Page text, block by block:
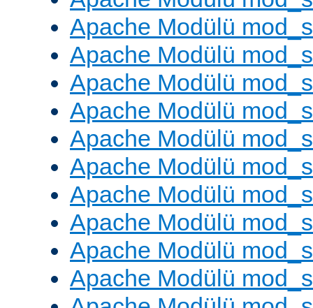
Apache Modülü
Apache Modülü
Apache Modülü
Apache Modülü
Apache Modülü
Apache Modülü
Apache Modülü
Apache Modülü
Apache Modülü
Apache Modülü